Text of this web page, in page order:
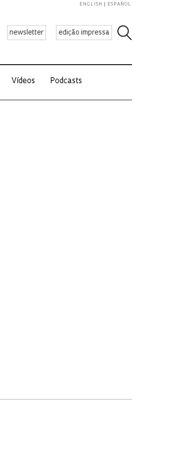
newsletter edição impressa
ENGLISH ESPAÑOL
Vídeos Podcasts